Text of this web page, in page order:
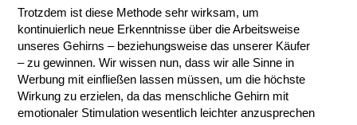
Trotzdem ist diese Methode sehr wirksam, um
kontinuierlich neue Erkenntnisse über die Arbeitsweise
unseres Gehirns – beziehungsweise das unserer Käufer
– zu gewinnen. Wir wissen nun, dass wir alle Sinne in
Werbung mit einfließen lassen müssen, um die höchste
Wirkung zu erzielen, da das menschliche Gehirn mit
emotionaler Stimulation wesentlich leichter anzusprechen